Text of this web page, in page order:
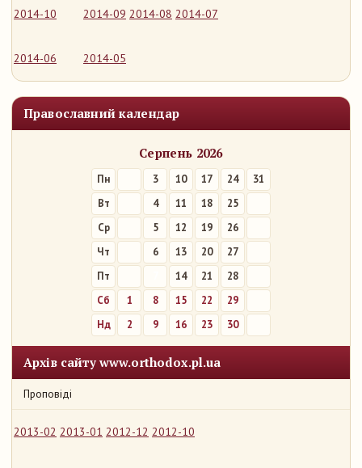
2014-10 2014-09 2014-08 2014-07
2014-06 2014-05
Православний календар
Серпень 2026
Пн 3 10 17 24
31
Вт
4 11 18
25
Ср
5 12 19
26
Чт
6 13 20
27
Пт
14 21
28
Сб
1 8 15 22
29
Нд
2 9 16 23 30
Архів сайту www.orthodox.pl.ua
Проповіді
2013-02 2013-01 2012-12 2012-10